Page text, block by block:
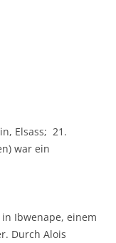
Elsass;  21.
war ein
Ibwenape, einem
Durch Alois